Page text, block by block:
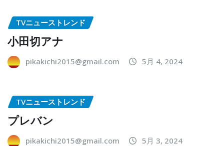
TVニューストレンド
小田切アナ
pikakichi2015@gmail.com 5月 4, 2024
TVニューストレンド
プレバン
pikakichi2015@gmail.com 5月 3, 2024